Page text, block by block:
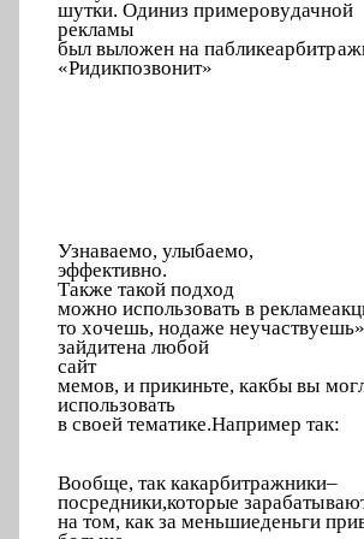
шутки. Одиниз примеровудачной
рекламы
был выложен на пабликеарбитр
«Ридикпозвонит»
Узнаваемо, улыбаемо,
эффективно.
Также такой подход
можно использовать в рекламеа
то хочешь, нодаже неучаств
зайдитена любой
сайт
мемов, и прикиньте, какбы вы мог
использовать
в своей тематике.Например так:
Вообще, так какарбитражники–
посредники,которые зарабаты
на том, как за меньшиеденьги при